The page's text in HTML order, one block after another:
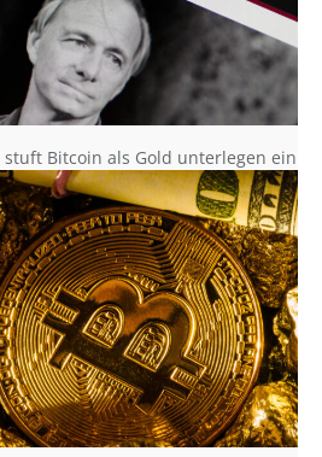
stuft Bitcoin als Gold unterlegen ein